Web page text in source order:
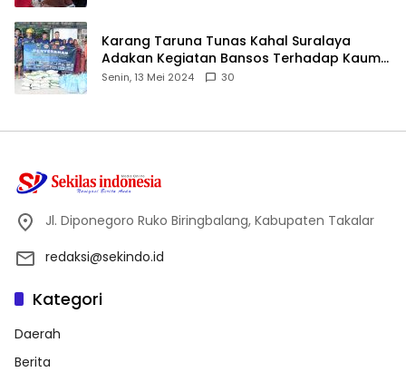
Karang Taruna Tunas Kahal Suralaya
Adakan Kegiatan Bansos Terhadap Kaum
Dhuafa dan Anak Yatim-Piatu
Senin, 13 Mei 2024 30
Jl. Diponegoro Ruko Biringbalang, Kabupaten Takalar
redaksi@sekindo.id
Kategori
Daerah
Berita